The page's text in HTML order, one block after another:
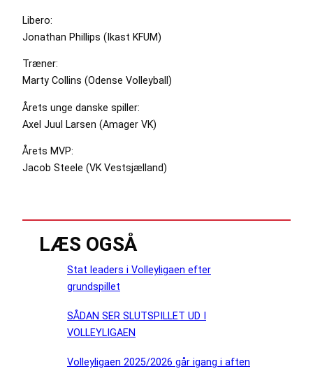
Libero:
Jonathan Phillips (Ikast KFUM)
Træner:
Marty Collins (Odense Volleyball)
Årets unge danske spiller:
Axel Juul Larsen (Amager VK)
Årets MVP:
Jacob Steele (VK Vestsjælland)
LÆS OGSÅ
Stat leaders i Volleyligaen efter
grundspillet
SÅDAN SER SLUTSPILLET UD I
VOLLEYLIGAEN
Volleyligaen 2025/2026 går igang i aften